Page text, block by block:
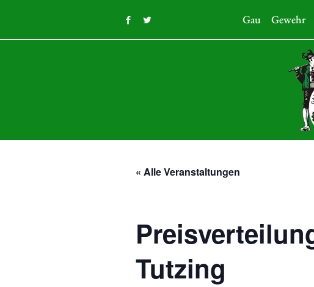
Gau Gewehr
« Alle Veranstaltungen
Tutzing